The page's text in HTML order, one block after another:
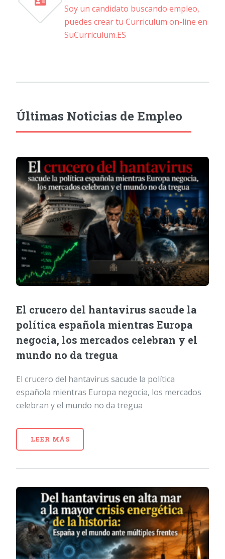
Soy un candidato buscando empleo,
puedes crear tu Curriculum on-line en
SuCurriculum.ES
Últimas Noticias de Empleo
El crucero del hantavirus sacude la
política española mientras Europa
negocia, los mercados celebran y el
mundo no da tregua
El crucero del hantavirus sacude la política
española mientras Europa negocia, los mercados
celebran y el mundo no da tregua
LEER MÁS